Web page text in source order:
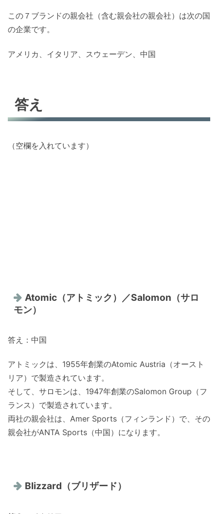
この７ブランドの親会社（含む親会社の親会社）は次の国
の企業です。
アメリカ、イタリア、スウェーデン、中国
答え
（空欄を入れています）
Atomic（アトミック）／Salomon（サロ
モン）
答え：中国
アトミックは、1955年創業のAtomic Austria（オースト
リア）で製造されています。
そして、サロモンは、1947年創業のSalomon Group（フ
ランス）で製造されています。
両社の親会社は、Amer Sports（フィンランド）で、その
親会社がANTA Sports（中国）になります。
Blizzard（ブリザード）